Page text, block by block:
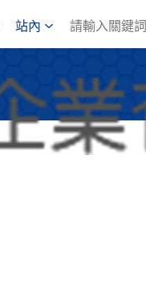
站內
新聞中心